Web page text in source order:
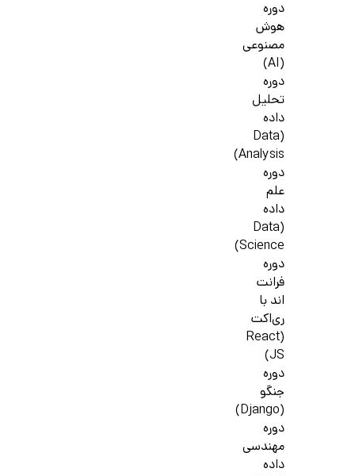
دوره
هوش
مصنوعی
(AI)
دوره
تحلیل
داده
(Data
Analysis)
دوره
علم
داده
(Data
Science)
دوره
فرانت
اند با
ری‌اکت
(React
JS)
دوره
جنگو
(Django)
دوره
مهندسی
داده